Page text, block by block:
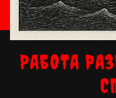
РАБОТА